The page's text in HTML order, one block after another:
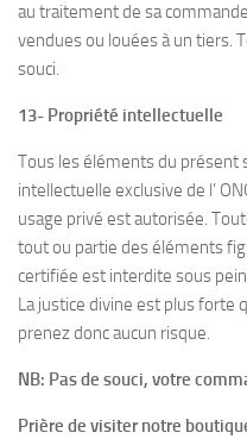
au traitement de sa
vendues ou louées à un tiers.
souci.
13- Propriété intellectuelle
Tous les éléments du
intellectuelle exclusive de l’
usage privé est autorisée.
tout ou partie des éléments
certifiée est interdite sous
La justice divine est plus forte
prenez donc aucun risque.
NB: Pas de souci, votre
Prière de visiter notre